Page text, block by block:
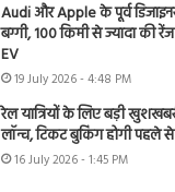
Audi और Apple के पूर्व
बग्गी, 100 किमी से ज्यादा की
EV
19 July 2026 - 4:48 PM
रेल यात्रियों के लिए बड़ी
लॉन्च, टिकट बुकिंग होगी
16 July 2026 - 1:45 PM